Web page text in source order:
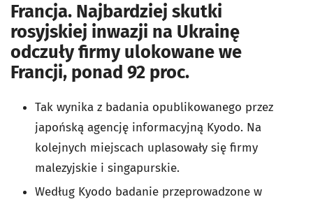
Francja. Najbardziej skutki
rosyjskiej inwazji na Ukrainę
odczuły firmy ulokowane we
Francji, ponad 92 proc.
Tak wynika z badania opublikowanego przez
japońską agencję informacyjną Kyodo. Na
kolejnych miejscach uplasowały się firmy
malezyjskie i singapurskie.
Według Kyodo badanie przeprowadzone w